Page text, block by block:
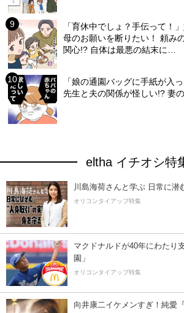
「育休中でしょ？手伝って！
母のお願いを断りたい！ 頼み
関心!? 自体は最悪の結末に…
「娘の通園バッグに手紙が入
先生と夫の関係が怪しい!? 妻
eltha イチオシ特
川島海荷さんと学ぶ 日常に潜
オリコンタイアップ特集
マクドナルドが40年にわたり
園」
オリコンタイアップ特集
向井康二イケメンすぎ！純愛